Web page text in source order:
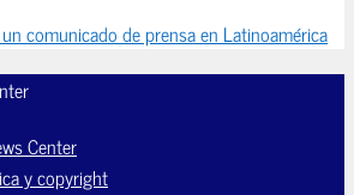
comunicado de prensa en Latinoamérica
Center
y copyright